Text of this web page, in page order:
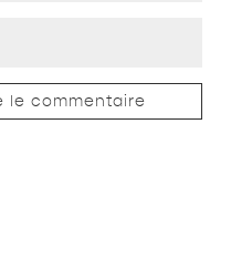
le commentaire